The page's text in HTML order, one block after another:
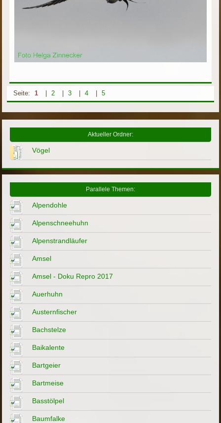
Seite: 1 2 3 4 5
Aktueller Ordner:
Vögel
Parallele Themen:
Alpendohle
Alpenschneehuhn
Alpenstrandläufer
Amsel
Amsel - Doku Repro 2017
Auerhuhn
Austernfischer
Bachstelze
Baikalente
Bartgeier
Bartmeise
Basstölpel
Baumfalke